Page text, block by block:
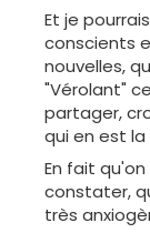
Et je
conscients
nouvelles,
"Vérolant"
partager,
qui en est la
En fait
constater,
très